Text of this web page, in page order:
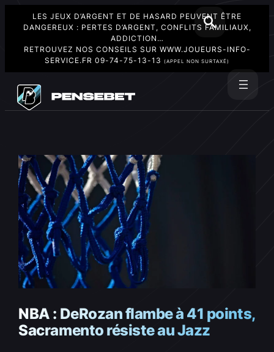
LES JEUX D’ARGENT ET DE HASARD PEUVENT ÊTRE
DANGEREUX : PERTES D’ARGENT, CONFLITS FAMILIAUX,
ADDICTION…
RETROUVEZ NOS CONSEILS SUR WWW.JOUEURS-INFO-
SERVICE.FR 09-74-75-13-13 (APPEL NON SURTAXÉ)
contenu
NBA : DeRozan flambe à 41 points,
Sacramento résiste au Jazz